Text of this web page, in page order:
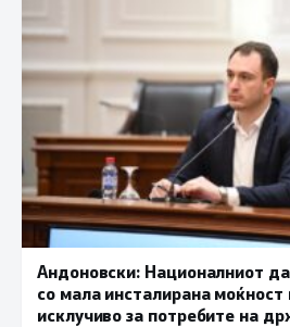
Андоновски: Националниот
со мала инсталирана моќност
исклучиво за потребите на